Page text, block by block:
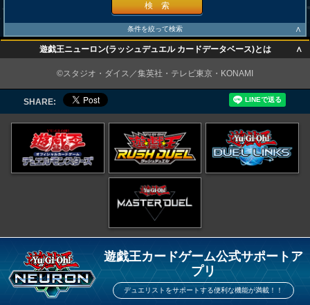
検 索
条件を絞って検索 ∧
遊戯王ニューロン(ラッシュデュエル カードデータベース)とは ∧
©スタジオ・ダイス／集英社・テレビ東京・KONAMI
SHARE:
遊戯王カードゲーム公式サポートア
プリ
デュエリストをサポートする便利な機能が満載！！